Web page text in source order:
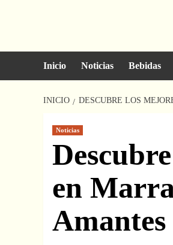
Inicio Noticias Bebidas
INICIO DESCUBRE LOS
Noticias
en